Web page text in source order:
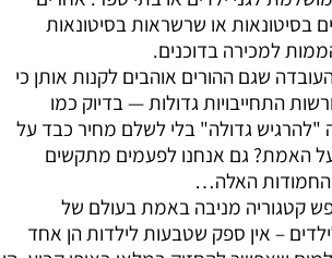
בסיטונאות או שרשראות בסיטונאות
למכירה בדוכנים.
שגם ההורים אוהבים לקנות אותן כי
התחייבויות גדולות — בדיוק כמו
"להרגיש גדולה" בלי לשלם מחיר כבד על
האמת? גם אנחנו לפעמים מתקשים
החמודות האלה…
קטגוריה מניבה באמת בעולם של
– אין ספק שטבעות לילדות הן אחד